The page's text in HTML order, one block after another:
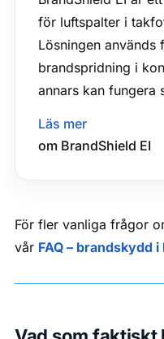
för luftspalter i
Lösningen används
brandspridning i
annars kan fungera
Läs mer
om BrandShield EI
För fler vanliga frågor
vår FAQ – brandskydd